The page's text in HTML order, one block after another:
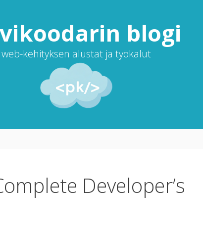
blogi
web-kehityksen alustat ja työkalut
Developer’s